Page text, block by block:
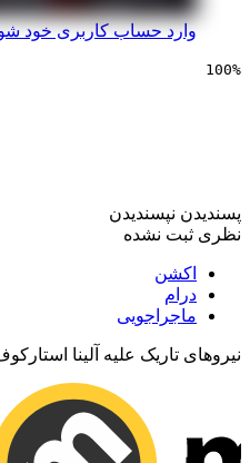
وارد حساب کاربری خود
100%
پسندیدن نپسندیدن
نظری ثبت نشده
اکشن
درام
ماجراجویی
نیروهای تاریک علیه آلینا